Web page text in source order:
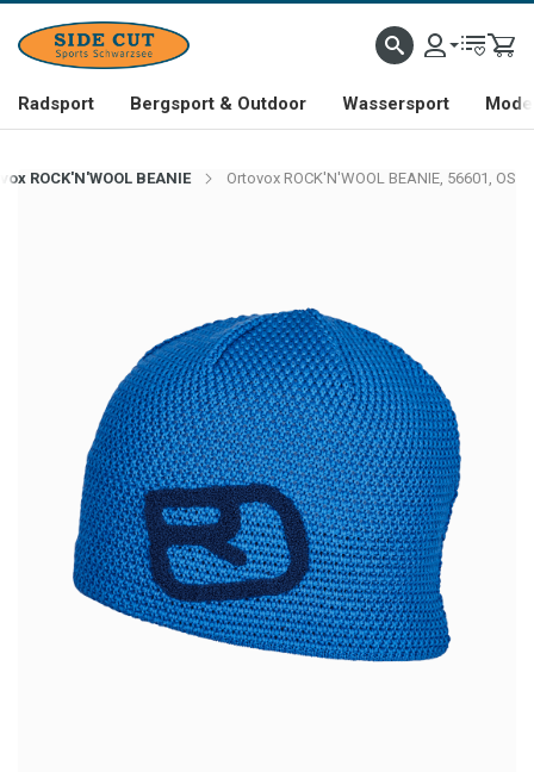
Radsport Bergsport & Outdoor Wassersport
ROCK'N'WOOL BEANIE Ortovox ROCK'N'WOOL BEANIE, 56601, OS